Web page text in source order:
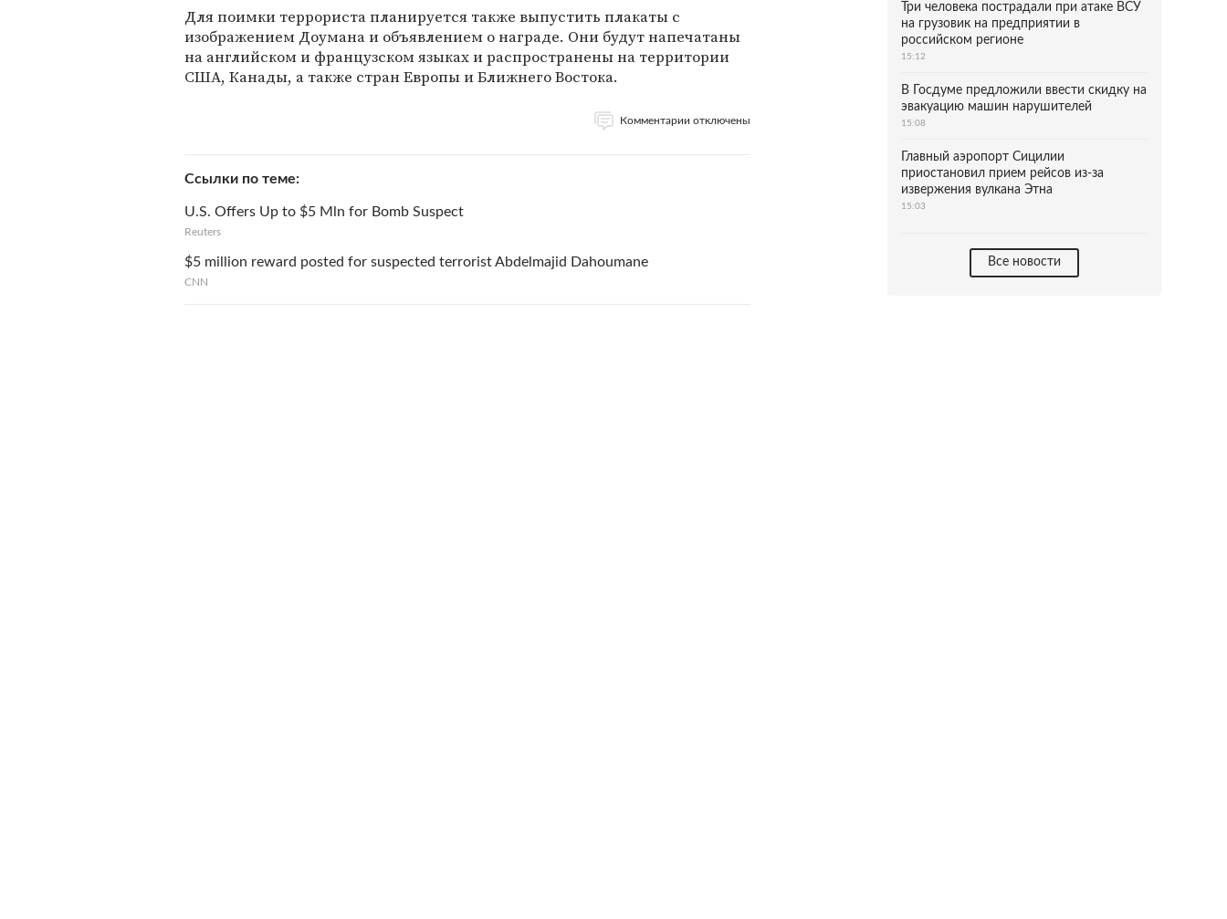
Для поимки террориста планируется также выпустить плакаты с
изображением Доумана и объявлением о награде. Они будут напечатаны
на английском и французском языках и распространены на территории
США, Канады, а также стран Европы и Ближнего Востока.
Комментарии отключены
Ссылки по теме
U.S. Offers Up to $5 Mln for Bomb Suspect
Reuters
$5 million reward posted for suspected terrorist Abdelmajid Dahoumane
CNN
Три человека пострадали при атаке ВСУ
на грузовик на предприятии в
российском регионе
15:12
В Госдуме предложили ввести скидку на
эвакуацию машин нарушителей
15:08
Главный аэропорт Сицилии
приостановил прием рейсов из-за
извержения вулкана Этна
15:03
Все новости